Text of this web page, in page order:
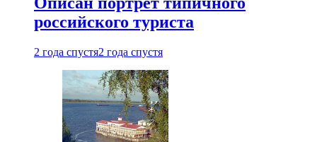
российского туриста
2 года спустя2 года спустя